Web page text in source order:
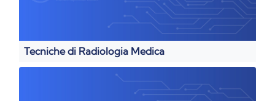
Tecniche di Radiologia Medica